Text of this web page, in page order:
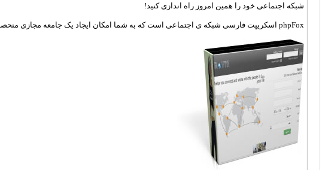
شبکه اجتماعی خود را همین امروز راه اندازی کنید!
phpFox اسکریپت فارسی شبکه ی اجتماعی است که به شما امکان ایجاد یک جامعه مجازی منحصر به فرد را میدهد که شامل بسیاری از ویژگی های موجود در سایت هایی مانند فیس بوک و مای اسپیس است.